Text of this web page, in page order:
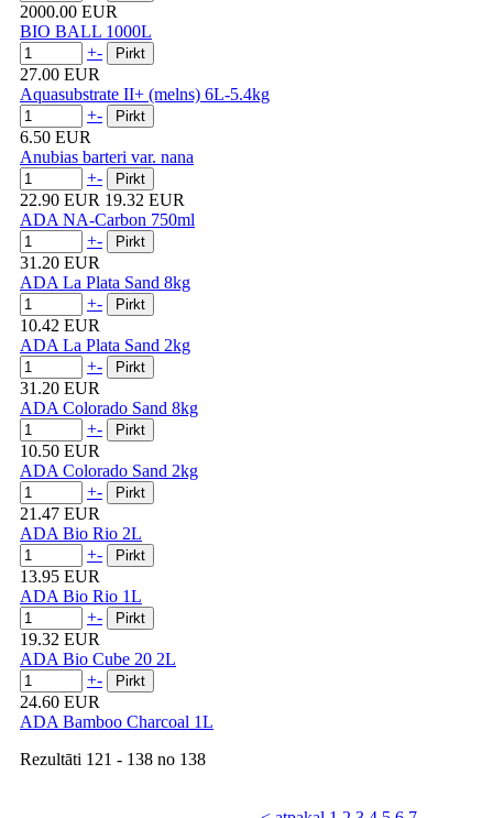
2000.00 EUR
BIO BALL 1000L
+-
27.00 EUR
Aquasubstrate II+ (melns) 6L-5.4kg
+-
6.50 EUR
Anubias barteri var. nana
+-
22.90 EUR 19.32 EUR
ADA NA-Carbon 750ml
+-
31.20 EUR
ADA La Plata Sand 8kg
+-
10.42 EUR
ADA La Plata Sand 2kg
+-
31.20 EUR
ADA Colorado Sand 8kg
+-
10.50 EUR
ADA Colorado Sand 2kg
+-
21.47 EUR
ADA Bio Rio 2L
+-
13.95 EUR
ADA Bio Rio 1L
+-
19.32 EUR
ADA Bio Cube 20 2L
+-
24.60 EUR
ADA Bamboo Charcoal 1L
Rezultāti 121 - 138 no 138